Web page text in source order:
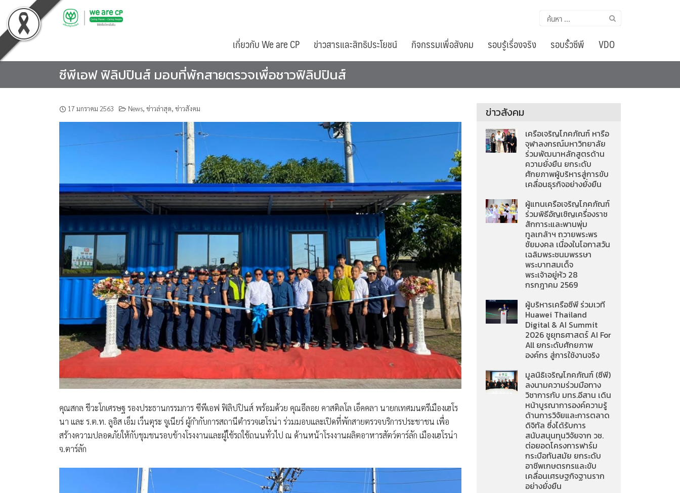
to
content
ค้นหา
เกี่ยวกับ We are CP ข่าวสารและสิทธิประโยชน์ กิจกรรมเพื่อสังคม รอบรู้เรื่องจริง รอบรั้วซีพี VDO
ซีพีเอฟ ฟิลิปปินส์ มอบที่พักสายตรวจเพื่อชาวฟิลิปปินส์
17 มกราคม 2563 News, ข่าวล่าสุด, ข่าวสังคม
คุณสกล ชีวะโกเศรษฐ รองประธานกรรมการ ซีพีเอฟ ฟิลิปปินส์ พร้อมด้วย คุณอีลอย คาสติลโล เอ็คคลา นายกเทศมนตรีเมืองเฮโร
นา และ ร.ต.ท. ลูอิส เอ็ม เว็นตุระ จูเนียร์ ผู้กำกับการสถานีตำรวจเฮโรน่า ร่วมมอบและเปิดที่พักสายตรวจบริการประชาชน เพื่อ
สร้างความปลอดภัยให้กับชุมชนรอบข้างโรงงานและผู้ใช้รถใช้ถนนทั่วไป ณ ด้านหน้าโรงงานผลิตอาหารสัตว์ตาร์ลัก เมืองเฮโรน่า
จ.ตาร์ลัก
ข่าวสังคม
เครือเจริญโภคภัณฑ์ หารือ
จุฬาลงกรณ์มหาวิทยาลัย
ร่วมพัฒนาหลักสูตรด้าน
ความยั่งยืน ยกระดับ
ศักยภาพผู้บริหารสู่การขับ
เคลื่อนธุรกิจอย่างยั่งยืน
ผู้แทนเครือเจริญโภคภัณฑ์
ร่วมพิธีอัญเชิญเครื่องราช
สักการะและพานพุ่ม
ทูลเกล้าฯ ถวายพระพร
ชัยมงคล เนื่องในโอกาสวัน
เฉลิมพระชนมพรรษา
พระบาทสมเด็จ
พระเจ้าอยู่หัว 28
กรกฎาคม 2569
ผู้บริหารเครือซีพี ร่วมเวที
Huawei Thailand
Digital & AI Summit
2026 ชูยุทธศาสตร์ AI For
All ยกระดับศักยภาพ
องค์กร สู่การใช้งานจริง
มูลนิธิเจริญโภคภัณฑ์ (ซีพี)
ลงนามความร่วมมือทาง
วิชาการกับ มทร.อีสาน เดิน
หน้าบูรณาการองค์ความรู้
ด้านการวิจัยและการตลาด
ดิจิทัล ซึ่งได้รับการ
สนับสนุนทุนวิจัยจาก วช.
ต่อยอดโครงการฟาร์ม
กระบือทันสมัย ยกระดับ
อาชีพเกษตรกรและขับ
เคลื่อนเศรษฐกิจฐานราก
อย่างยั่งยืน